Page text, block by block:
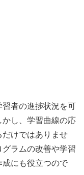
者の進捗状況を可
し、学習曲線の応
だけではありませ
ラムの改善や学習
にも役立つので